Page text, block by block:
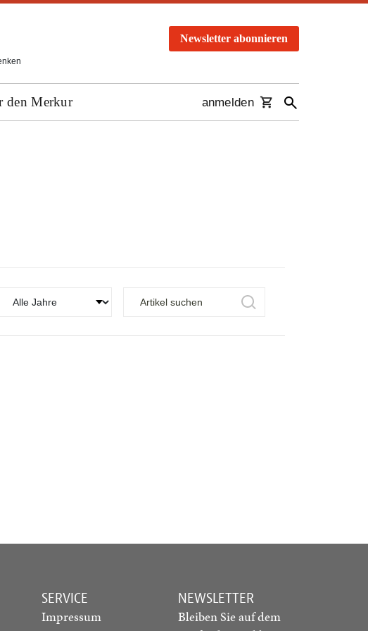
Newsletter abonnieren
den Merkur anmelden
SERVICE
Impressum
NEWSLETTER
Bleiben Sie auf dem